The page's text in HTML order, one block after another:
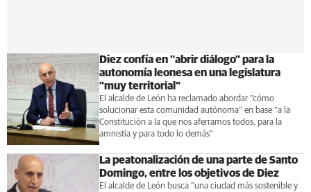
Diez confía en "abrir diálogo" para la
autonomía leonesa en una legislatura
"muy territorial"
El alcalde de León ha reclamado abordar "cómo
solucionar esta comunidad autónoma" en base "a la
Constitución a la que nos aferramos todos, para la
amnistía y para todo lo demás"
La peatonalización de una parte de Santo
Domingo, entre los objetivos de Diez
El alcalde de León busca "una ciudad más sostenible y